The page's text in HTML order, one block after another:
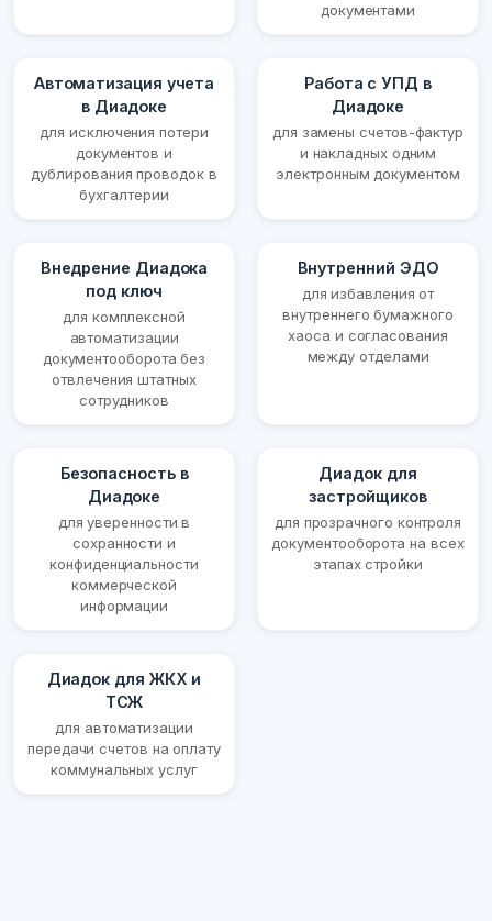
документами
Автоматизация учета
в Диадоке
для исключения потери
документов и
дублирования проводок в
бухгалтерии
Работа с УПД в
Диадоке
для замены счетов-фактур
и накладных одним
электронным документом
Внедрение Диадока
под ключ
для комплексной
автоматизации
документооборота без
отвлечения штатных
сотрудников
Внутренний ЭДО
для избавления от
внутреннего бумажного
хаоса и согласования
между отделами
Безопасность в
Диадоке
для уверенности в
сохранности и
конфиденциальности
коммерческой
информации
Диадок для
застройщиков
для прозрачного контроля
документооборота на всех
этапах стройки
Диадок для ЖКХ и
ТСЖ
для автоматизации
передачи счетов на оплату
коммунальных услуг